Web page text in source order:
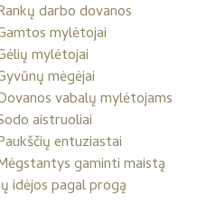
darbo dovanos
mylėtojai
mylėtojai
mėgėjai
vabalų mylėtojams
aistruoliai
entuziastai
gaminti maistą
idėjos pagal progą